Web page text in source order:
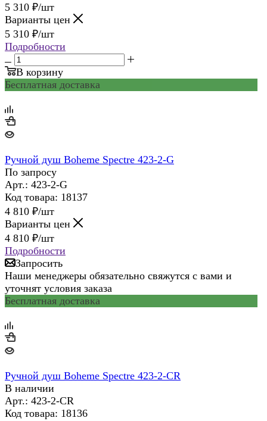
5 310 ₽/шт
Варианты цен
5 310 ₽/шт
Подробности
В корзину
Бесплатная доставка
Ручной душ Boheme Spectre 423-2-G
По запросу
Арт.: 423-2-G
Код товара: 18137
4 810 ₽/шт
Варианты цен
4 810 ₽/шт
Подробности
Запросить
Наши менеджеры обязательно свяжутся с вами и
уточнят условия заказа
Бесплатная доставка
Ручной душ Boheme Spectre 423-2-CR
В наличии
Арт.: 423-2-CR
Код товара: 18136